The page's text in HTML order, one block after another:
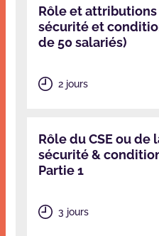
Rôle et attributions
sécurité et
de 50 salariés)
2 jours
Rôle du CSE ou de
sécurité &
Partie 1
3 jours